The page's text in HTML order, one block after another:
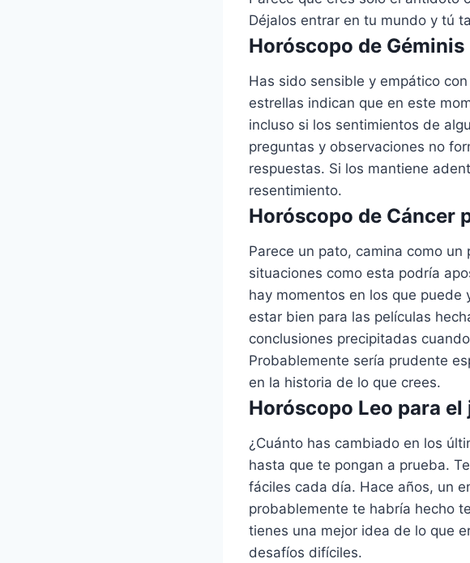
Déjalos entrar en tu mundo y tú
Horóscopo de
Has sido sensible y empático
estrellas indican que en este
incluso si los sentimientos de
preguntas y observaciones no
respuestas. Si los mantiene
resentimiento.
Horóscopo de Cáncer
Parece un pato, camina como
situaciones como esta podría
hay momentos en los que
estar bien para las películas
conclusiones precipitadas
Probablemente sería prudente
en la historia de lo que crees.
Horóscopo Leo para
¿Cuánto has cambiado en los
hasta que te pongan a prueba.
fáciles cada día. Hace años, un
probablemente te habría hecho
tienes una mejor idea de lo que
desafíos difíciles.